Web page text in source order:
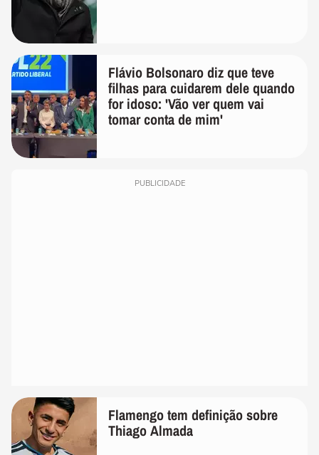
Flávio Bolsonaro diz que teve
filhas para cuidarem dele quando
for idoso: 'Vão ver quem vai
tomar conta de mim'
PUBLICIDADE
Flamengo tem definição sobre
Thiago Almada